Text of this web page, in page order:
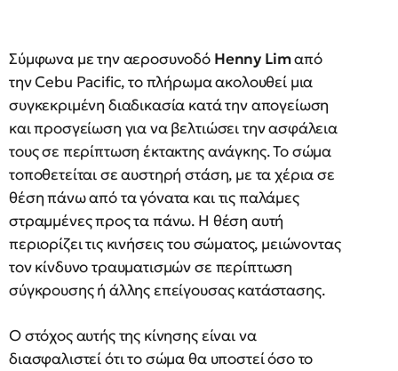
Σύμφωνα με την αεροσυνοδό Henny Limαπό
την Cebu Pacific, το πλήρωμα ακολουθεί μια
συγκεκριμένη διαδικασία κατά την απογείωση
και προσγείωση για να βελτιώσει την ασφάλεια
τους σε περίπτωση έκτακτης ανάγκης. Το σώμα
τοποθετείται σε αυστηρή στάση, με τα χέρια σε
θέση πάνω από τα γόνατα και τις παλάμες
στραμμένες προς τα πάνω. Η θέση αυτή
περιορίζει τις κινήσεις του σώματος, μειώνοντας
τον κίνδυνο τραυματισμών σε περίπτωση
σύγκρουσης ή άλλης επείγουσας κατάστασης.
Ο στόχος αυτής της κίνησης είναι να
διασφαλιστεί ότι το σώμα θα υποστεί όσο το